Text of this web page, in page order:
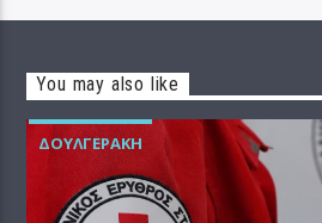
You may also like
ΔΟΥΛΓΕΡΆΚΗ